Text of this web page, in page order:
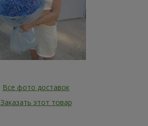
Все фото доставок
Заказать этот товар